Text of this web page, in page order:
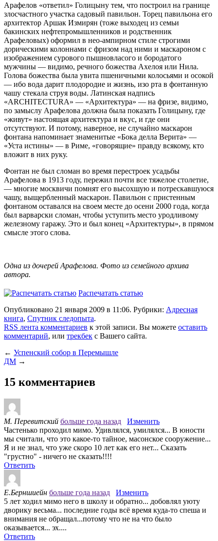
Арафелов «ответил» Голицыну тем, что построил на границе
злосчастного участка садовый павильон. Торец павильона его
архитектор Аршак Измирян (тоже выходец из семьи
бакинских нефтепромышленников и родственник
Арафеловых) оформил в нео-ампирном стиле строгими
дорическими колоннами с фризом над ними и маскароном с
изображением сурового пышновласого и бородатого
мужчины — видимо, речного божества Ахелоя или Нила.
Голова божества была увита пшеничными колосьями и осокой
— ибо вода дарит плодородие и жизнь, изо рта в фонтанную
чашу стекала струя воды. Латинская надпись
«ARCHITECTURA» — «Архитектура» — на фризе, видимо,
по замыслу Арафелова должна была показать Голицыну, где
«живут» настоящая архитектура и вкус, и где они
отсутствуют. И потому, наверное, не случайно маскарон
фонтана напоминает знаменитые «Бока делла Верита» —
«Уста истины» — в Риме, «говорящие» правду всякому, кто
вложит в них руку.
Фонтан не был сломан во время перестроек усадьбы
Арафелова в 1913 году, пережил почти все тяжелое столетие,
— многие москвичи помнят его высохшую и потрескавшуюся
чашу, выщербленный маскарон. Павильон с пристенным
фонтаном оставался на своем месте до осени 2000 года, когда
был варварски сломан, чтобы уступить место уродливому
железному гаражу. Это и был конец «Архитектуры», в прямом
смысле этого слова.
Одна из дочерей Арафелова. Фото из семейного архива
автора.
Распечатать статью
Опубликовано 21 января 2009 в 11:06. Рубрики: Адресная
книга, Спутник следопыта.
RSS лента комментариев к этой записи. Вы можете оставить
комментарий, или трекбек с Вашего сайта.
← Успенский собор в Перемышле
ДМ →
15 комментариев
М. Перевитский больше года назад
Изменить
Частенько проходил мимо. Удивлялся, умилялся... В юности
мы считали, что это какое-то тайное, масонское сооружение...
Я и не знал, что уже скоро 10 лет как его нет... Сказать
"грустно" - ничего не сказать!!!!
Ответить
Е.Берншиейн больше года назад
Изменить
5 лет ходил мимо него в школу и обратно... добовлял уюту
дворику весьма... последние годы всё время куда-то спеша и
внимания не обращал...потому что не на что было
оказывается... эх....
Ответить